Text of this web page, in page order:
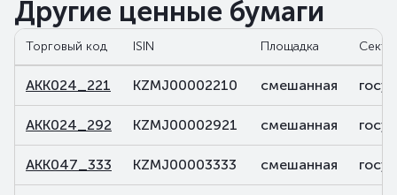
Другие ценные бумаги
Торговый код ISIN Площадка
AKK024_221 KZMJ00002210 смешанная
AKK024_292 KZMJ00002921 смешанная
AKK047_333 KZMJ00003333 смешанная